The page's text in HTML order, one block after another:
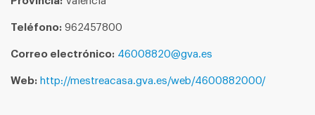
Teléfono: 962457800
Correo electrónico: 46008820@gva.es
Web: http://mestreacasa.gva.es/web/4600882000/